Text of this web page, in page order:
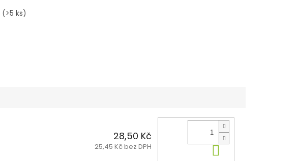
(>5 ks)
28,50 Kč
25,45 Kč bez DPH